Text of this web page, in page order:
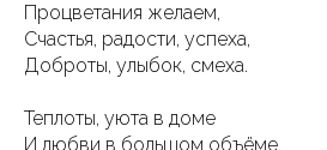
Процветания желаем,
Счастья, радости, успеха,
Доброты, улыбок, смеха.
Теплоты, уюта в доме
И любви в большом объёме,